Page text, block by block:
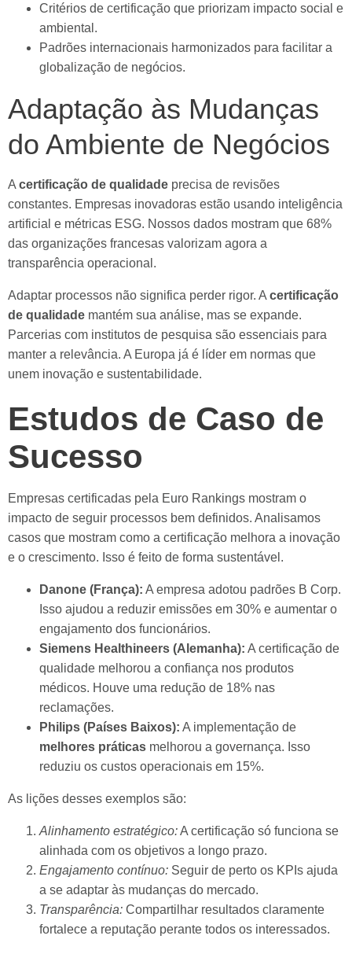
Critérios de certificação que priorizam impacto social e
ambiental.
Padrões internacionais harmonizados para facilitar a
globalização de negócios.
Adaptação às Mudanças
do Ambiente de Negócios
A certificação de qualidade precisa de revisões
constantes. Empresas inovadoras estão usando inteligência
artificial e métricas ESG. Nossos dados mostram que 68%
das organizações francesas valorizam agora a
transparência operacional.
Adaptar processos não significa perder rigor. A certificação
de qualidade mantém sua análise, mas se expande.
Parcerias com institutos de pesquisa são essenciais para
manter a relevância. A Europa já é líder em normas que
unem inovação e sustentabilidade.
Estudos de Caso de
Sucesso
Empresas certificadas pela Euro Rankings mostram o
impacto de seguir processos bem definidos. Analisamos
casos que mostram como a certificação melhora a inovação
e o crescimento. Isso é feito de forma sustentável.
Danone (França): A empresa adotou padrões B Corp.
Isso ajudou a reduzir emissões em 30% e aumentar o
engajamento dos funcionários.
Siemens Healthineers (Alemanha): A certificação de
qualidade melhorou a confiança nos produtos
médicos. Houve uma redução de 18% nas
reclamações.
Philips (Países Baixos): A implementação de
melhores práticas melhorou a governança. Isso
reduziu os custos operacionais em 15%.
As lições desses exemplos são:
Alinhamento estratégico:A certificação só funciona se
alinhada com os objetivos a longo prazo.
Engajamento contínuo: Seguir de perto os KPIs ajuda
a se adaptar às mudanças do mercado.
Transparência: Compartilhar resultados claramente
fortalece a reputação perante todos os interessados.